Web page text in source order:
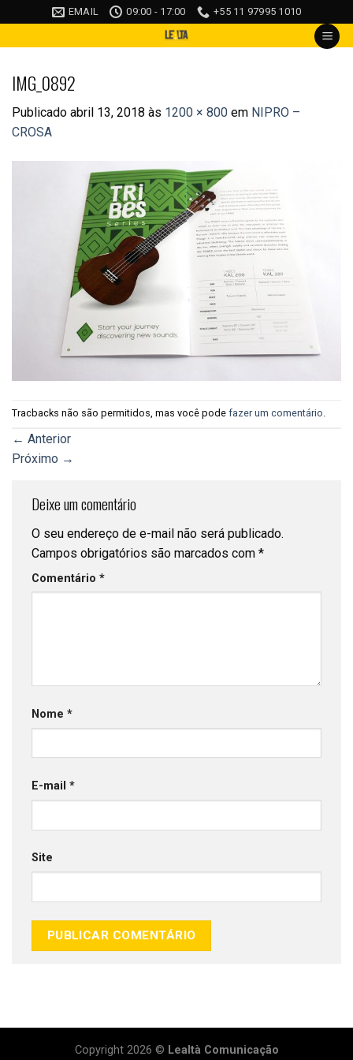
content
EMAIL 09:00 - 17:00 +55 11 97995 1010
IMG_0892
Publicado abril 13, 2018 às 1200 × 800 em NIPRO –
CROSA
Tracbacks não são permitidos, mas você pode fazer um comentário.
← Anterior
Próximo →
Deixe um comentário
O seu endereço de e-mail não será publicado.
Campos obrigatórios são marcados com *
Comentário *
Nome *
E-mail *
Site
Copyright 2026 © Lealtà Comunicação